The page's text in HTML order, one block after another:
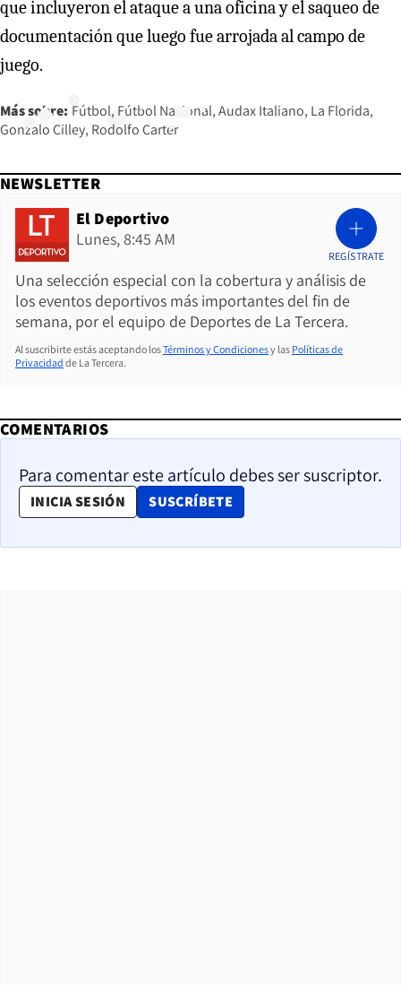
que incluyeron el ataque a una oficina y el saqueo de
documentación que luego fue arrojada al campo de
juego.
Más sobre: Fútbol Fútbol Nacional Audax Italiano La Florida
Gonzalo Cilley Rodolfo Carter
NEWSLETTER
El Deportivo
Lunes, 8:45 AM
Una selección especial con la cobertura y análisis de
los eventos deportivos más importantes del fin de
semana, por el equipo de Deportes de La Tercera.
REGÍSTRATE
Al suscribirte estás aceptando losTérminos y Condicionesy las Políticas de
Privacidad de La Tercera.
COMENTARIOS
Para comentar este artículo debes ser suscriptor.
INICIA SESIÓN SUSCRÍBETE
OPENS IN NEW WINDOW